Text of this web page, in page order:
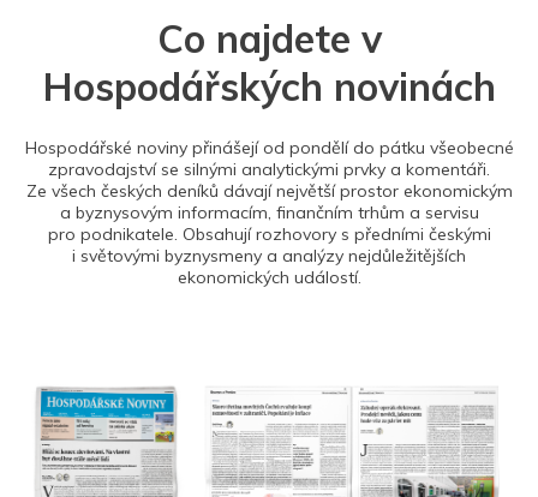
Co najdete v
Hospodářských novinách
Hospodářské noviny přinášejí od pondělí do pátku všeobecné
zpravodajství se silnými analytickými prvky a komentáři.
Ze všech českých deníků dávají největší prostor ekonomickým
a byznysovým informacím, finančním trhům a servisu
pro podnikatele. Obsahují rozhovory s předními českými
i světovými byznysmeny a analýzy nejdůležitějších
ekonomických událostí.